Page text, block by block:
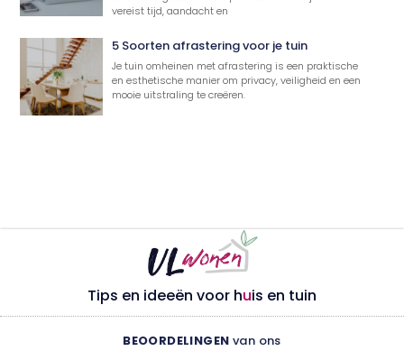
vereist tijd, aandacht en
5 Soorten afrastering voor je tuin
Je tuin omheinen met afrastering is een praktische
en esthetische manier om privacy, veiligheid en een
mooie uitstraling te creëren.
Tips en ideeën voor huis en tuin
BEOORDELINGEN van ons